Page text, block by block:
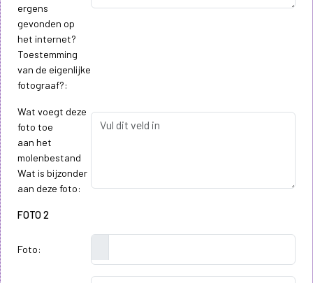
ergens
gevonden op
het internet?
Toestemming
van de eigenlijke
fotograaf?:
Wat voegt deze
foto toe
aan het
molenbestand
Wat is bijzonder
aan deze foto:
FOTO 2
Foto: